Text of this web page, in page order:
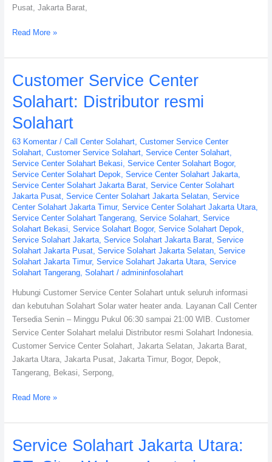
Pusat, Jakarta Barat,
Read More »
Customer Service Center
Solahart: Distributor resmi
Solahart
63 Komentar / Call Center Solahart, Customer Service Center
Solahart, Customer Service Solahart, Service Center Solahart,
Service Center Solahart Bekasi, Service Center Solahart Bogor,
Service Center Solahart Depok, Service Center Solahart Jakarta,
Service Center Solahart Jakarta Barat, Service Center Solahart
Jakarta Pusat, Service Center Solahart Jakarta Selatan, Service
Center Solahart Jakarta Timur, Service Center Solahart Jakarta Utara,
Service Center Solahart Tangerang, Service Solahart, Service
Solahart Bekasi, Service Solahart Bogor, Service Solahart Depok,
Service Solahart Jakarta, Service Solahart Jakarta Barat, Service
Solahart Jakarta Pusat, Service Solahart Jakarta Selatan, Service
Solahart Jakarta Timur, Service Solahart Jakarta Utara, Service
Solahart Tangerang, Solahart/ admininfosolahart
Hubungi Customer Service Center Solahart untuk seluruh informasi
dan kebutuhan Solahart Solar water heater anda. Layanan Call Center
Tersedia Senin – Minggu Pukul 06:30 sampai 21:00 WIB. Customer
Service Center Solahart melalui Distributor resmi Solahart Indonesia.
Customer Service Center Solahart, Jakarta Selatan, Jakarta Barat,
Jakarta Utara, Jakarta Pusat, Jakarta Timur, Bogor, Depok,
Tangerang, Bekasi, Serpong,
Customer
Service
Center
Solahart:
Distributor
resmi
Solahart
Read More »
Service Solahart Jakarta Utara:
Service
Solahart